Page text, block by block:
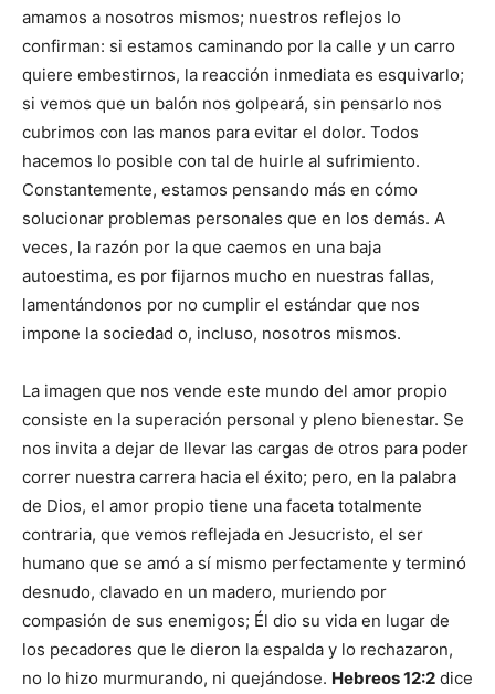
amamos a nosotros mismos; nuestros reflejos lo
confirman: si estamos caminando por la calle y un carro
quiere embestirnos, la reacción inmediata es esquivarlo;
si vemos que un balón nos golpeará, sin pensarlo nos
cubrimos con las manos para evitar el dolor. Todos
hacemos lo posible con tal de huirle al sufrimiento.
Constantemente, estamos pensando más en cómo
solucionar problemas personales que en los demás. A
veces, la razón por la que caemos en una baja
autoestima, es por fijarnos mucho en nuestras fallas,
lamentándonos por no cumplir el estándar que nos
impone la sociedad o, incluso, nosotros mismos.
La imagen que nos vende este mundo del amor propio
consiste en la superación personal y pleno bienestar. Se
nos invita a dejar de llevar las cargas de otros para poder
correr nuestra carrera hacia el éxito; pero, en la palabra
de Dios, el amor propio tiene una faceta totalmente
contraria, que vemos reflejada en Jesucristo, el ser
humano que se amó a sí mismo perfectamente y terminó
desnudo, clavado en un madero, muriendo por
compasión de sus enemigos; Él dio su vida en lugar de
los pecadores que le dieron la espalda y lo rechazaron,
no lo hizo murmurando, ni quejándose. Hebreos 12:2 dice